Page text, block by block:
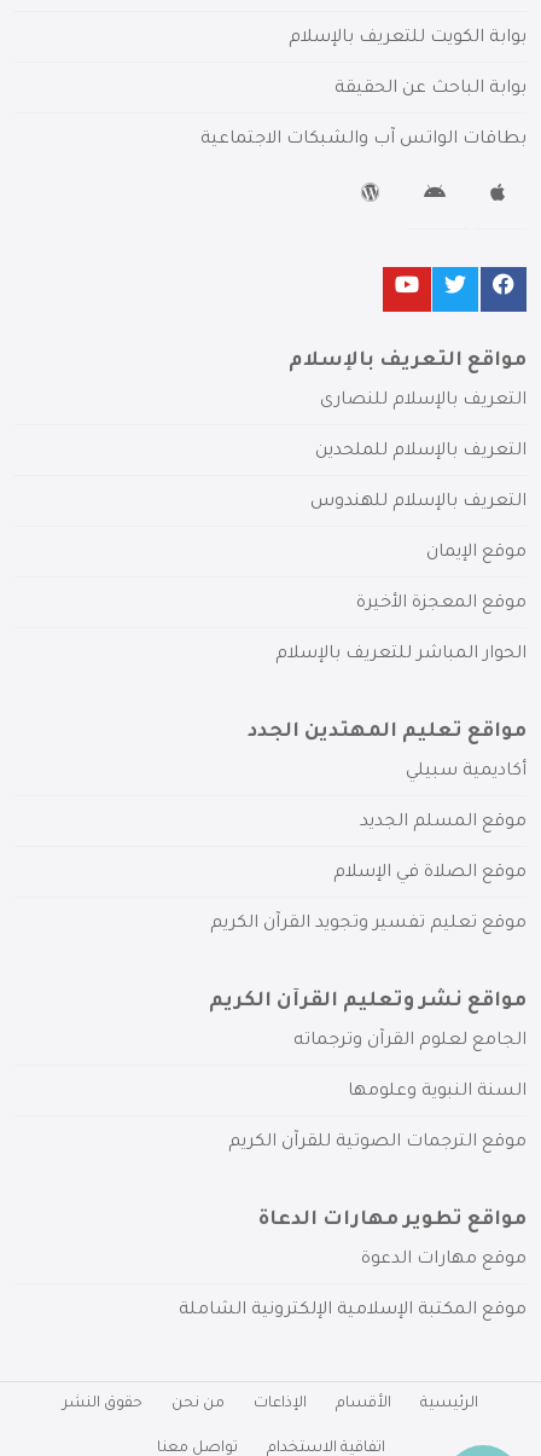
بوابة الكويت للتعريف بالإسلام
بوابة الباحث عن الحقيقة
بطاقات الواتس آب والشبكات الاجتماعية
مواقع التعريف بالإسلام
التعريف بالإسلام للنصارى
التعريف بالإسلام للملحدين
التعريف بالإسلام للهندوس
موقع الإيمان
موقع المعجزة الأخيرة
الحوار المباشر للتعريف بالإسلام
مواقع تعليم المهتدين الجدد
أكاديمية سبيلي
موقع المسلم الجديد
موقع الصلاة في الإسلام
موقع تعليم تفسير وتجويد القرآن الكريم
مواقع نشر وتعليم القرآن الكريم
الجامع لعلوم القرآن وترجماته
السنة النبوية وعلومها
موقع الترجمات الصوتية للقرآن الكريم
مواقع تطوير مهارات الدعاة
موقع مهارات الدعوة
موقع المكتبة الإسلامية الإلكترونية الشاملة
الرئيسية الأقسام الإذاعات من نحن حقوق النشر
اتفاقية الاستخدام تواصل معنا